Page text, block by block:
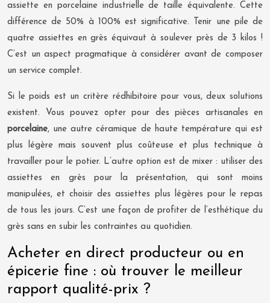
assiette en porcelaine industrielle de taille équivalente. Cette
différence de 50% à 100% est significative. Tenir une pile de
quatre assiettes en grès équivaut à soulever près de 3 kilos !
C’est un aspect pragmatique à considérer avant de composer
un service complet.
Si le poids est un critère rédhibitoire pour vous, deux solutions
existent. Vous pouvez opter pour des pièces artisanales en
porcelaine, une autre céramique de haute température qui est
plus légère mais souvent plus coûteuse et plus technique à
travailler pour le potier. L’autre option est de mixer : utiliser des
assiettes en grès pour la présentation, qui sont moins
manipulées, et choisir des assiettes plus légères pour le repas
de tous les jours. C’est une façon de profiter de l’esthétique du
grès sans en subir les contraintes au quotidien.
Acheter en direct producteur ou en
épicerie fine : où trouver le meilleur
rapport qualité-prix ?